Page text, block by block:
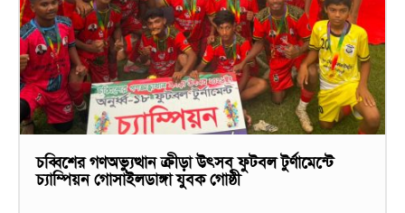
চব্বিশের গণঅভ্যুত্থান ক্রীড়া উৎসব ফুটবল টুর্ণামেন্টে
চ্যাম্পিয়ন গোসাইলডাঙ্গা যুবক গোষ্ঠী